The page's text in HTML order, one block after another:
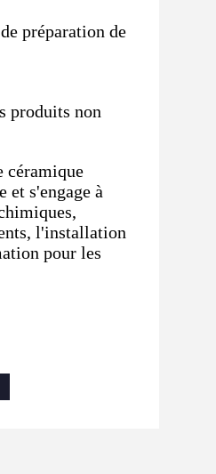
préparation de
produits non
céramique
et s'engage à
l'installation
pour les